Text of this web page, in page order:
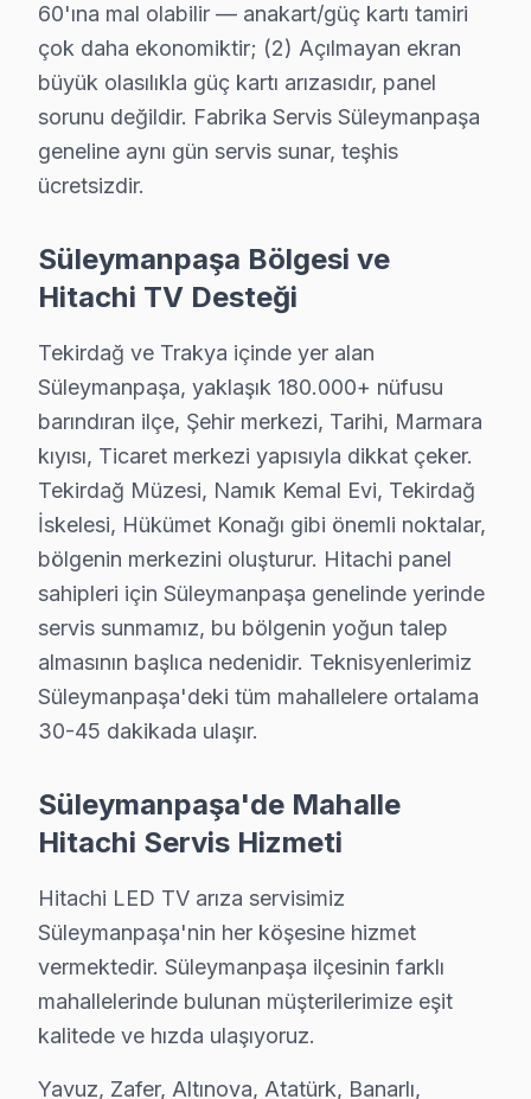
Gürgen mahallesi Hitachi TV teknisyeniniz ortalama 90
Süleymanpaşa Hitachi Servis →
Hurma Hitachi Servis
Süleymanpaşa TV Servis Merkezi →
Hitachi TV HDMI port arızası İstasyon adresine gelen
Süleymanpaşa Hitachi Servis →
Karacakılavuz Hitachi Servis
Süleymanpaşa'da Karacakılavuz mahallesi için Hitachi TV
Karacakılavuz Hitachi Anakart Tamiri →
Kılavuzlu Hitachi Servis
Süleymanpaşa genelinde Kılavuzlu bölgesinde Hitachi
Kılavuzlu Hitachi Açılmıyor Arıza →
Küçükyoncalı Hitachi Servis
Süleymanpaşa'da Küçükyoncalı bölgesindeki Hitachi
Küçükyoncalı Hitachi Anakart Tamiri →
Murat Hüdavendigar Hitachi Servis
Süleymanpaşa Hitachi Servis →
Nusratiye Hitachi Servis
Orta Cami Hitachi Servis
Süleymanpaşa'nın Orta Cami bölgesindeki Hitachi
Süleymanpaşa Hitachi Servis →
Peştemalcı Hitachi Servis
60'ına mal olabilir — anakart/güç kartı tamiri
çok daha ekonomiktir; (2) Açılmayan ekran
büyük olasılıkla güç kartı arızasıdır, panel
sorunu değildir. Fabrika Servis Süleymanpaşa
geneline aynı gün servis sunar, teşhis
ücretsizdir.
Süleymanpaşa Bölgesi ve
Hitachi TV Desteği
Tekirdağ ve Trakya içinde yer alan
Süleymanpaşa, yaklaşık 180.000+ nüfusu
barındıran ilçe, Şehir merkezi, Tarihi, Marmara
kıyısı, Ticaret merkezi yapısıyla dikkat çeker.
Tekirdağ Müzesi, Namık Kemal Evi, Tekirdağ
İskelesi, Hükümet Konağı gibi önemli noktalar,
bölgenin merkezini oluşturur. Hitachi panel
sahipleri için Süleymanpaşa genelinde yerinde
servis sunmamız, bu bölgenin yoğun talep
almasının başlıca nedenidir. Teknisyenlerimiz
Süleymanpaşa'deki tüm mahallelere ortalama
30-45 dakikada ulaşır.
Süleymanpaşa'de Mahalle
Hitachi Servis Hizmeti
Hitachi LED TV arıza servisimiz
Süleymanpaşa'nin her köşesine hizmet
vermektedir. Süleymanpaşa ilçesinin farklı
mahallelerinde bulunan müşterilerimize eşit
kalitede ve hızda ulaşıyoruz.
Yavuz, Zafer, Altınova, Atatürk, Banarlı,